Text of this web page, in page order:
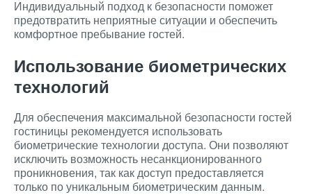
Индивидуальный подход к безопасности поможет
предотвратить неприятные ситуации и обеспечить
комфортное пребывание гостей.
Использование биометрических
технологий
Для обеспечения максимальной безопасности гостей
гостиницы рекомендуется использовать
биометрические технологии доступа. Они позволяют
исключить возможность несанкционированного
проникновения, так как доступ предоставляется
только по уникальным биометрическим данным.